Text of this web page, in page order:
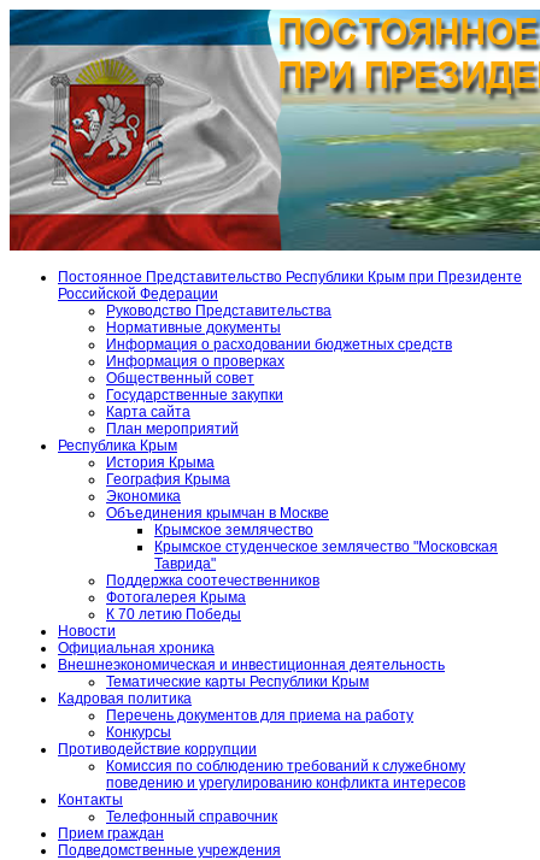
Постоянное Представительство Республики Крым при Президенте
Российской Федерации
Руководство Представительства
Нормативные документы
Информация о расходовании бюджетных средств
Информация о проверках
Общественный совет
Государственные закупки
Карта сайта
План мероприятий
Республика Крым
История Крыма
География Крыма
Экономика
Объединения крымчан в Москве
Крымское землячество
Крымское студенческое землячество "Московская
Таврида"
Поддержка соотечественников
Фотогалерея Крыма
К 70 летию Победы
Новости
Официальная хроника
Внешнеэкономическая и инвестиционная деятельность
Тематические карты Республики Крым
Кадровая политика
Перечень документов для приема на работу
Конкурсы
Противодействие коррупции
Комиссия по соблюдению требований к служебному
поведению и урегулированию конфликта интересов
Контакты
Телефонный справочник
Прием граждан
Подведомственные учреждения